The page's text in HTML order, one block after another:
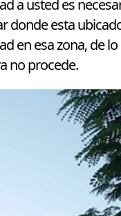
a usted es
donde esta
en esa zona, de
no procede.